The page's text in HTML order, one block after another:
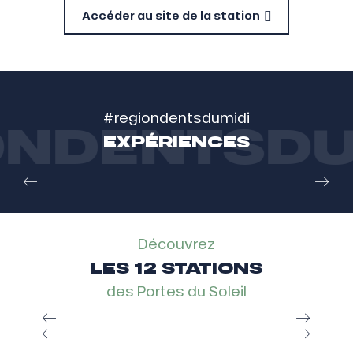
Accéder au site de la station
#regiondentsdumidi
EXPÉRIENCES
Découvrez
LES 12 STATIONS
des Portes du Soleil